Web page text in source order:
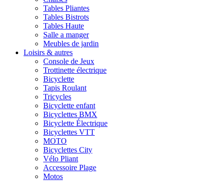
Tables Pliantes
Tables Bistrots
Tables Haute
Salle a manger
Meubles de jardin
Loisirs & autres
Console de Jeux
Trottinette électrique
Bicyclette
Tapis Roulant
Tricycles
Bicyclette enfant
Bicyclettes BMX
Bicyclette Électrique
Bicyclettes VTT
MOTO
Bicyclettes City
Vélo Pliant
Accessoire Plage
Motos